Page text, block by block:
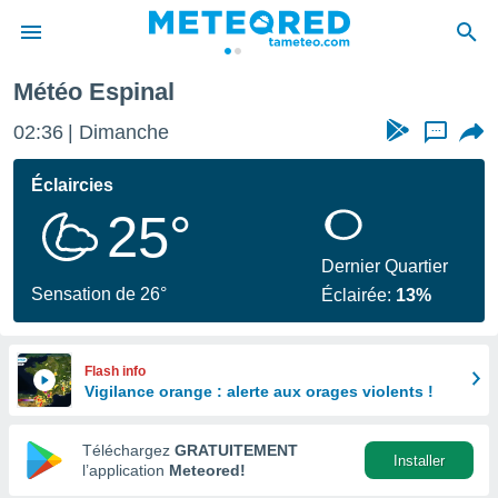
de
Météo Espinal
02:36 Dimanche ...
Éclaircies
25°
Sensation de 26°
Dernier Quartier
Éclairée: 13%
Flash info
Vigilance orange : alerte aux orages violents !
Téléchargez GRATUITEMENT
l’application Meteored!
Installer